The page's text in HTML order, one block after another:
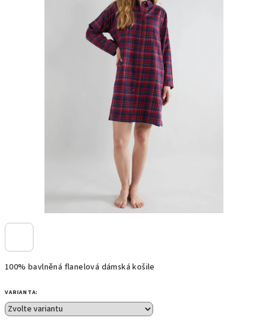
100% bavlněná flanelová dámská košile
VARIANTA:
hvězdiček.